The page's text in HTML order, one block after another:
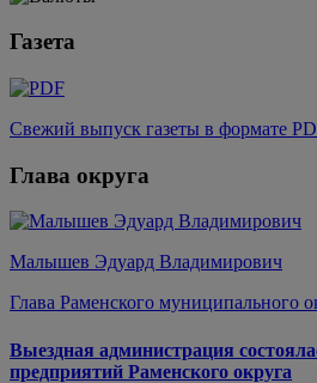
Газета
Свежий выпуск газеты в формате
Глава округа
Малышев Эдуард Владимирович
Глава Раменского муниципального
Выездная администрация
предприятий Раменского округа